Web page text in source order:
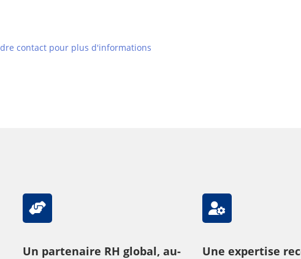
contact pour plus d'informations
Un partenaire RH global, au-
Une expertise